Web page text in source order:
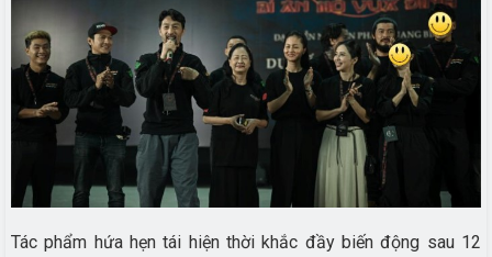
Tác phẩm hứa hẹn tái hiện thời khắc đầy biến động sau 12